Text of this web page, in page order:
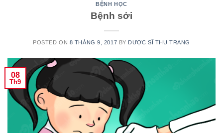
BỆNH HỌC
Bệnh sởi
POSTED ON 8 THÁNG 9, 2017 BY DƯỢC SĨ THU TRANG
08
Th9